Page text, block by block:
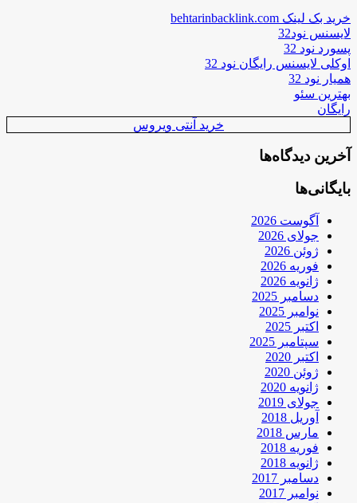
خرید بک لینک behtarinbacklink.com
لایسنس نود32
پسورد نود 32
اوکلی لایسنس رایگان نود 32
همیار نود 32
بهترین سئو
رایگان
خرید آنتی ویروس
آخرین دیدگاه‌ها
بایگانی‌ها
آگوست 2026
جولای 2026
ژوئن 2026
فوریه 2026
ژانویه 2026
دسامبر 2025
نوامبر 2025
اکتبر 2025
سپتامبر 2025
اکتبر 2020
ژوئن 2020
ژانویه 2020
جولای 2019
آوریل 2018
مارس 2018
فوریه 2018
ژانویه 2018
دسامبر 2017
نوامبر 2017